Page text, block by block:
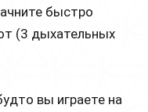
быстро
(3 дыхательных
вы играете на